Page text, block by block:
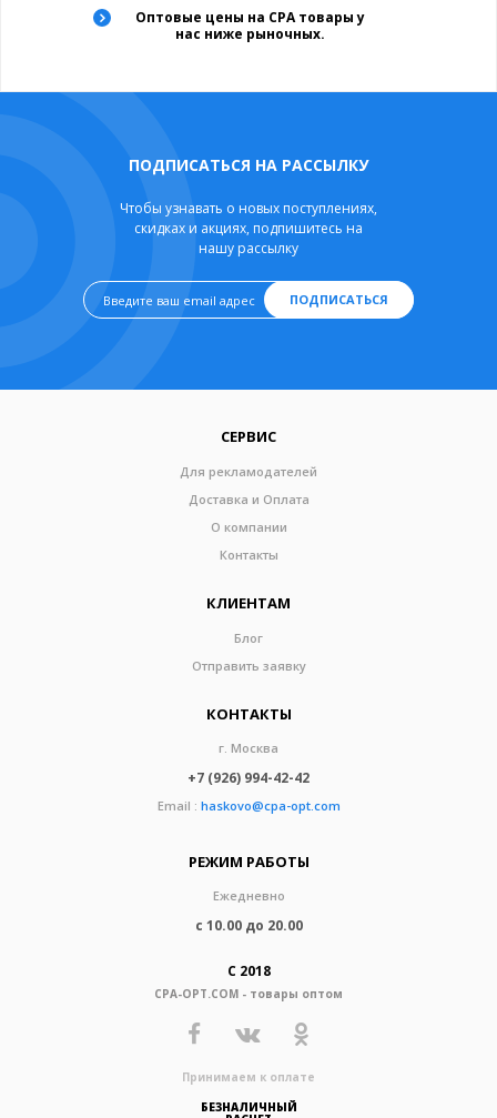
Оптовые цены на CPA товары у
нас ниже рыночных.
ПОДПИСАТЬСЯ НА РАССЫЛКУ
Чтобы узнавать о новых поступлениях,
скидках и акциях, подпишитесь на
нашу рассылку
ПОДПИСАТЬСЯ
СЕРВИС
Для рекламодателей
Доставка и Оплата
О компании
Контакты
КЛИЕНТАМ
Блог
Отправить заявку
КОНТАКТЫ
г. Москва
+7 (926) 994-42-42
Email : haskovo@cpa-opt.com
РЕЖИМ РАБОТЫ
Ежедневно
с 10.00 до 20.00
С 2018
CPA-OPT.COM - товары оптом
Принимаем к оплате
БЕЗНАЛИЧНЫЙ